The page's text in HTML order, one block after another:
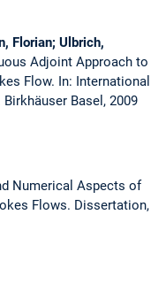
Florian; Ulbrich,
Adjoint Approach to
Flow. In: International
Basel, 2009
Numerical Aspects of
Flows. Dissertation,